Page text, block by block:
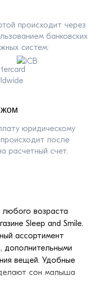
происходит через
банковских
систем:
юридическому
после
расчетный счет.
от стоимости
оплачиваете при
компанию. Услуга
5% от общей
возраста
Sleep and Smile.
ассортимент
дополнительными
вещей. Удобные
сон малыша